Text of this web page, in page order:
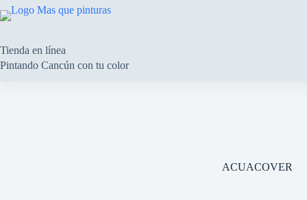
Saltar
al
Tienda en línea
Pintando Cancún con tu color
ACUACOVER